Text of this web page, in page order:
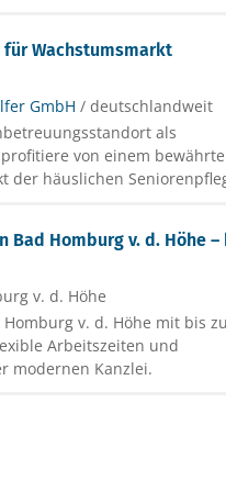
Wachstumsmarkt
GmbH / deutschlandweit
als
von einem
der häuslichen
Homburg v. d. Höhe –
v. d. Höhe
v. d. Höhe mit bis
Arbeitszeiten und
modernen Kanzlei.